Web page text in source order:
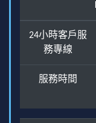
24小時客戶服
務專線
服務時間